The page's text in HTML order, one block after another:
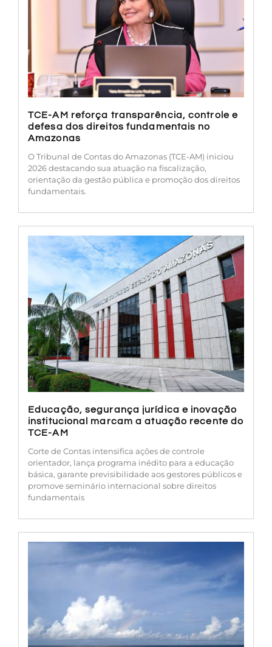
TCE-AM reforça transparência, controle e
defesa dos direitos fundamentais no
Amazonas
O Tribunal de Contas do Amazonas (TCE-AM) iniciou
2026 destacando sua atuação na fiscalização,
orientação da gestão pública e promoção dos direitos
fundamentais.
Educação, segurança jurídica e inovação
institucional marcam a atuação recente do
TCE-AM
Corte de Contas intensifica ações de controle
orientador, lança programa inédito para a educação
básica, garante previsibilidade aos gestores públicos e
promove seminário internacional sobre direitos
fundamentais